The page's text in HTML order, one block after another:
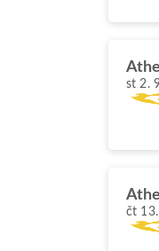
st 2.
čt